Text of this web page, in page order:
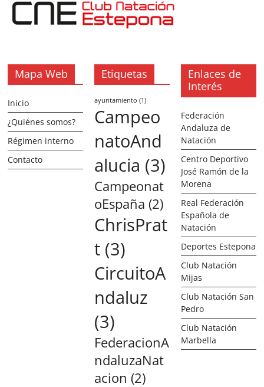
Mapa Web
Inicio
¿Quiénes somos?
Régimen interno
Contacto
Etiquetas
ayuntamiento (1)
Campeo
natoAnd
alucia (3)
Campeonat
oEspaña (2)
ChrisPrat
t (3)
CircuitoA
ndaluz
(3)
FederacionA
ndaluzaNat
acion (2)
Enlaces de
Interés
Federación
Andaluza de
Natación
Centro Deportivo
José Ramón de la
Morena
Real Federación
Española de
Natación
Deportes Estepona
Club Natación
Mijas
Club Natación San
Pedro
Club Natación
Marbella